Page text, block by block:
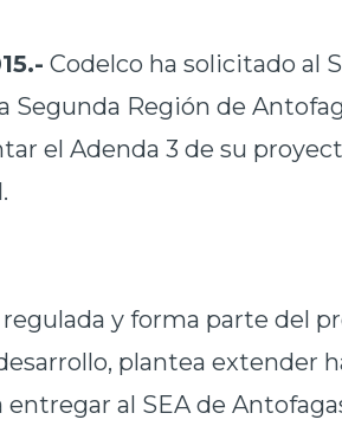
Codelco ha solicitado al
Segunda Región de
el Adenda 3 de su
y forma parte del
plantea extender
al SEA de